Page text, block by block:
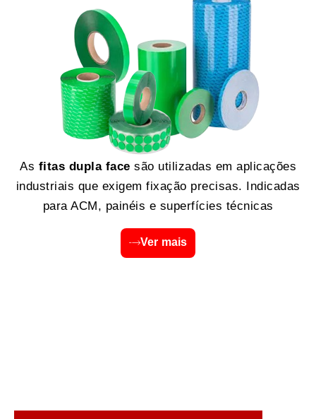
As fitas dupla face são utilizadas em aplicações
industriais que exigem fixação precisas. Indicadas
para ACM, painéis e superfícies técnicas
Ver mais